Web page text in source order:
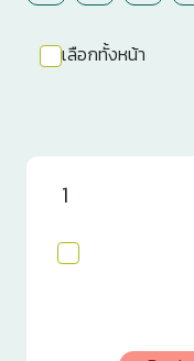
เลือกทั้งหน้า
1